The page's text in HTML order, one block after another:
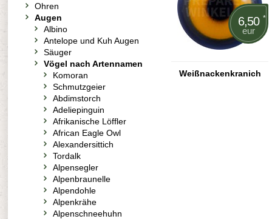
6,50 *
eur
Weißnackenkranich
Ohren
Augen
Albino
Antelope und Kuh Augen
Säuger
Vögel nach Artennamen
Komoran
Schmutzgeier
Abdimstorch
Adeliepinguin
Afrikanische Löffler
African Eagle Owl
Alexandersittich
Tordalk
Alpensegler
Alpenbraunelle
Alpendohle
Alpenkrähe
Alpenschneehuhn